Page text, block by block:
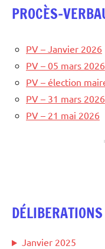
PROCÈS-
PV – Janvier 2026
PV – 05 mars 2026
PV – élection
PV – 31 mars 2026
PV – 21 mai 2026
Janvier 2025